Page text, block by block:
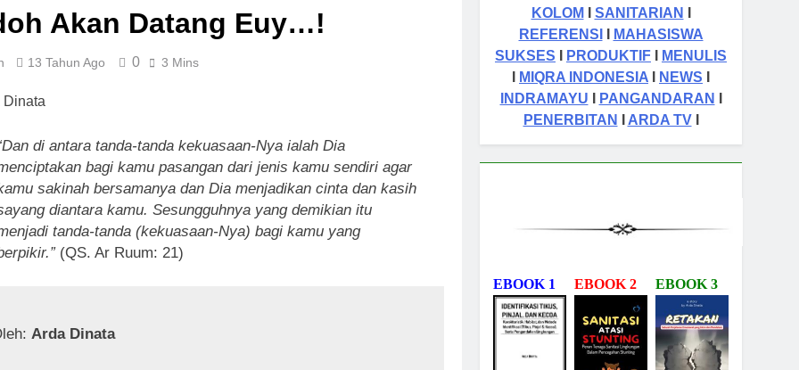
Buku: Menjemput Era Digital dengan Kata-kata
Geriatri: Tantangan dan Harapan untuk Lansia
Akan Datang Euy…!
13 Tahun Ago 0 3 Mins
di antara tanda-tanda kekuasaan-Nya ialah Dia
bagi kamu pasangan dari jenis kamu sendiri agar
sakinah bersamanya dan Dia menjadikan cinta dan kasih
diantara kamu. Sesungguhnya yang demikian itu
tanda-tanda (kekuasaan-Nya) bagi kamu yang
(QS. Ar Ruum: 21)
Arda Dinata
KOLOM
SANITARIAN
REFERENSI
MAHASISWA
SUKSES
PRODUKTIF
MENULIS
MIQRA INDONESIA NEWS
INDRAMAYU
PANGANDARAN
PENERBITAN
ARDA TVI
EBOOK 1 EBOOK 2 EBOOK 3